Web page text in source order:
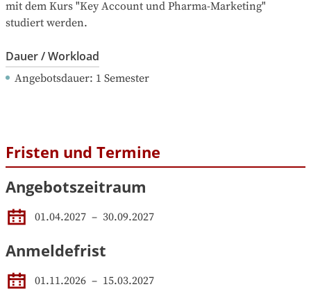
mit dem Kurs "Key Account und Pharma-Marketing"
studiert werden.
Dauer / Workload
Angebotsdauer: 1 Semester
Fristen und Termine
Angebotszeitraum
01.04.2027 – 30.09.2027
Anmeldefrist
01.11.2026 – 15.03.2027